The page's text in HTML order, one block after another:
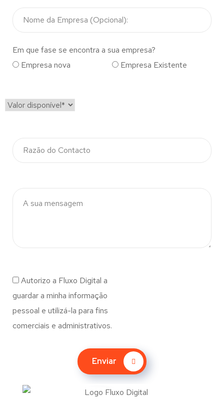
Em que fase se encontra a sua empresa?
Empresa nova
Empresa Existente
Autorizo a Fluxo Digital a
guardar a minha informação
pessoal e utilizá-la para fins
comerciais e administrativos.
Enviar